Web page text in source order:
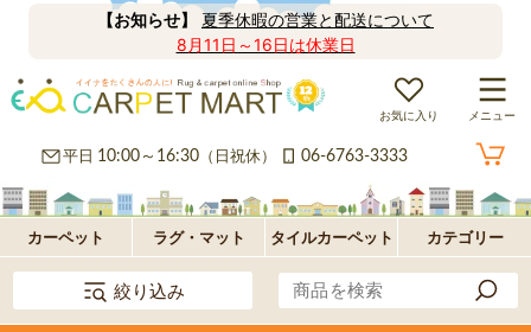
【お知らせ】
夏季休暇の営業と配送について
8月11日～16日は休業日
お気に入り メニュー
平日 10:00～16:30 （日祝休） 06-6763-3333
カーペット ラグ・マット タイルカーペット カテゴリー
ペ
ッ
グ
フ
ロ
パ
絞り込み